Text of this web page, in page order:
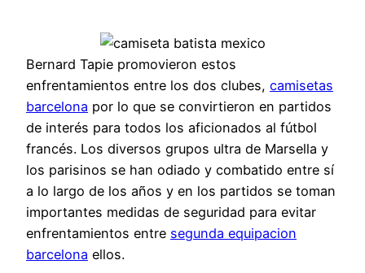
Bernard Tapie promovieron estos
enfrentamientos entre los dos clubes, camisetas
barcelona por lo que se convirtieron en partidos
de interés para todos los aficionados al fútbol
francés. Los diversos grupos ultra de Marsella y
los parisinos se han odiado y combatido entre sí
a lo largo de los años y en los partidos se toman
importantes medidas de seguridad para evitar
enfrentamientos entre segunda equipacion
barcelona ellos.